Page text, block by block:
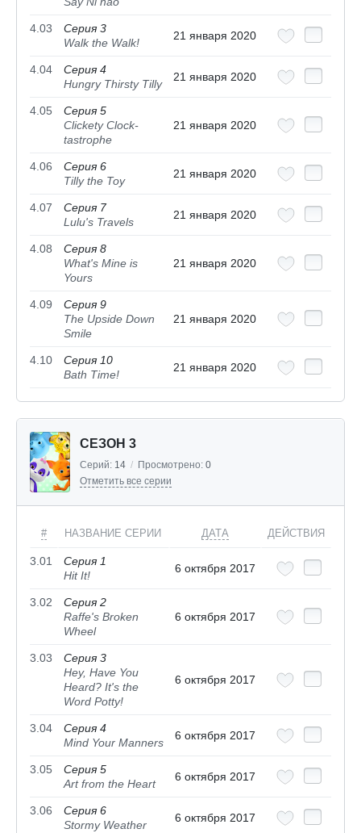
4.03
Серия 3
Walk the Walk!
21 января 2020
4.04
Серия 4
Hungry Thirsty Tilly
21 января 2020
4.05
Серия 5
Clickety Clock-
tastrophe
21 января 2020
4.06
Серия 6
Tilly the Toy
21 января 2020
4.07
Серия 7
Lulu's Travels
21 января 2020
4.08
Серия 8
What's Mine is
Yours
21 января 2020
4.09
Серия 9
The Upside Down
Smile
21 января 2020
4.10
Серия 10
Bath Time!
21 января 2020
СЕЗОН 3
Серий: 14 / Просмотрено: 0
Отметить все серии
# НАЗВАНИЕ СЕРИИ ДАТА ДЕЙСТВИЯ
3.01
Серия 1
Hit It!
6 октября 2017
3.02
Серия 2
Raffe's Broken
Wheel
6 октября 2017
3.03
Серия 3
Hey, Have You
Heard? It's the
Word Potty!
6 октября 2017
3.04
Серия 4
Mind Your Manners
6 октября 2017
3.05
Серия 5
Art from the Heart
6 октября 2017
3.06
Серия 6
Stormy Weather
6 октября 2017